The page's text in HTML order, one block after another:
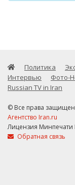
Политика
Интервью
Фото-
Russian TV in Iran
© Все права
Агентство Iran.ru
Лицензия
Обратная связь